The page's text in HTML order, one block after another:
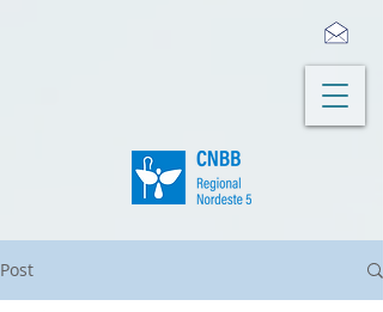
Post